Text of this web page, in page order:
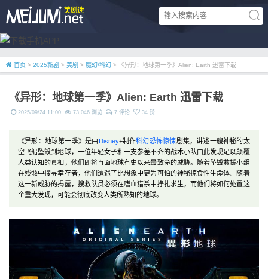
首页 > 2025新剧 > 美剧 > 魔幻/科幻 > 《异形：地球第一季》Alien: Earth 迅雷下载
《异形：地球第一季》Alien: Earth 迅雷下载
2025/09/24 11:00 73,046 浏览 7 评论 34 赞
《异形：地球第一季》是由 Disney+制作科幻恐怖惊悚剧集，讲述一艘神秘的太
空飞船坠毁到地球，一位年轻女子和一支参差不齐的战术小队由此发现足以颠覆
人类认知的真相，他们即将直面地球有史以来最致命的威胁。随着坠毁救援小组
在残骸中搜寻幸存者，他们遭遇了比想象中更为可怕的神秘掠食性生命体。随着
这一新威胁的揭露，搜救队员必须在嗜血猎杀中挣扎求生，而他们将如何处置这
个重大发现，可能会彻底改变人类所熟知的地球。